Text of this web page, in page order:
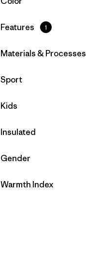
Filtrar por
Features 1
Filtrar por
Materials & Processes
Filtrar por
Sport
Filtrar por
Kids
Filtrar por
Insulated
Filtrar por
Gender
Filtrar por
Warmth Index